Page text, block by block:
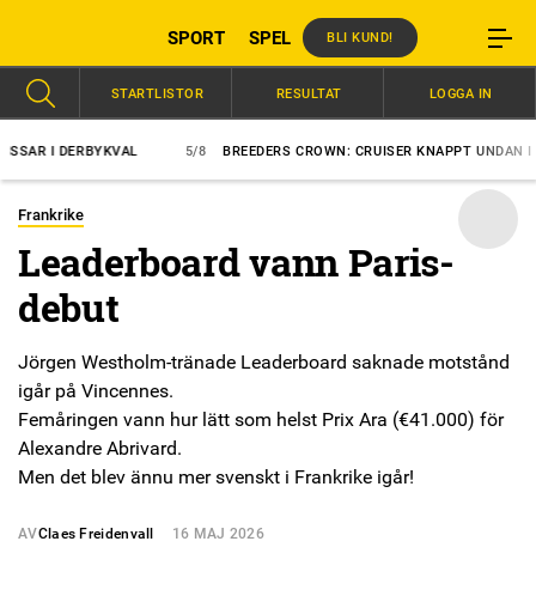
SPORT SPEL BLI KUND!
I DERBYKVAL BREEDERS CROWN: CRUISER KNAPPT UNDAN I
STARTLISTOR RESULTAT LOGGA IN
Frankrike
Leaderboard vann Paris-
debut
Jörgen Westholm-tränade Leaderboard saknade motstånd
igår på Vincennes.
Femåringen vann hur lätt som helst Prix Ara (€41.000) för
Alexandre Abrivard.
Men det blev ännu mer svenskt i Frankrike igår!
AVClaes Freidenvall 16 MAJ 2026